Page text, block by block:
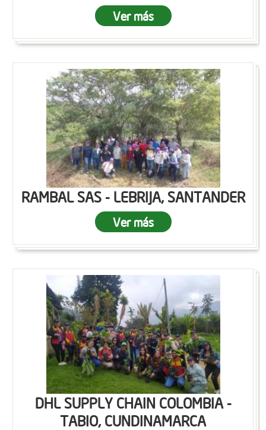
Ver más
RAMBAL SAS - LEBRIJA, SANTANDER
Ver más
DHL SUPPLY CHAIN COLOMBIA -
TABIO, CUNDINAMARCA